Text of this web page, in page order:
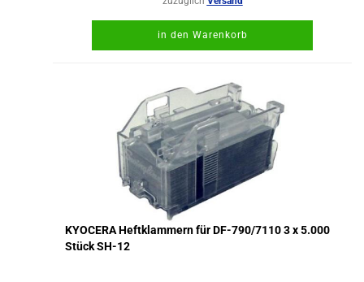
in den Warenkorb
KYOCERA Heftklammern für DF-790/7110 3 x 5.000
Stück SH-12